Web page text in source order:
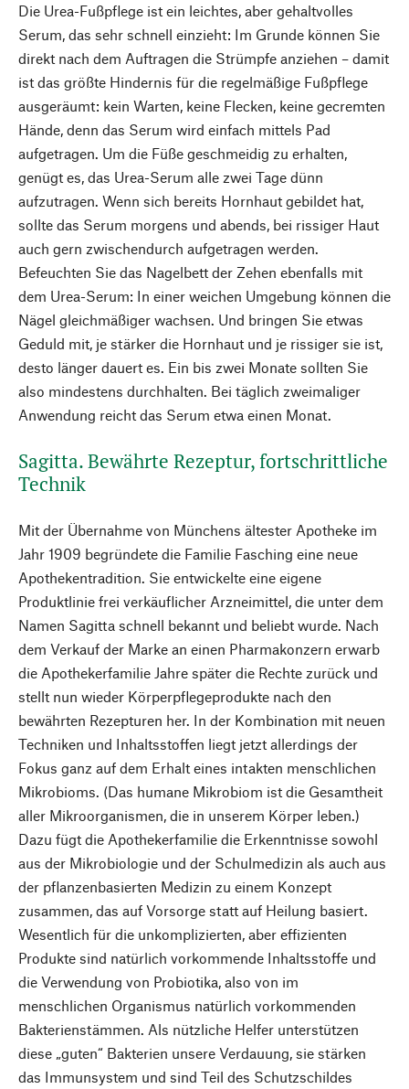
Die Urea-Fußpflege ist ein leichtes, aber gehaltvolles
Serum, das sehr schnell einzieht: Im Grunde können Sie
direkt nach dem Auftragen die Strümpfe anziehen – damit
ist das größte Hindernis für die regelmäßige Fußpflege
ausgeräumt: kein Warten, keine Flecken, keine gecremten
Hände, denn das Serum wird einfach mittels Pad
aufgetragen. Um die Füße geschmeidig zu erhalten,
genügt es, das Urea-Serum alle zwei Tage dünn
aufzutragen. Wenn sich bereits Hornhaut gebildet hat,
sollte das Serum morgens und abends, bei rissiger Haut
auch gern zwischendurch aufgetragen werden.
Befeuchten Sie das Nagelbett der Zehen ebenfalls mit
dem Urea-Serum: In einer weichen Umgebung können die
Nägel gleichmäßiger wachsen. Und bringen Sie etwas
Geduld mit, je stärker die Hornhaut und je rissiger sie ist,
desto länger dauert es. Ein bis zwei Monate sollten Sie
also mindestens durchhalten. Bei täglich zweimaliger
Anwendung reicht das Serum etwa einen Monat.
Sagitta. Bewährte Rezeptur, fortschrittliche
Technik
Mit der Übernahme von Münchens ältester Apotheke im
Jahr 1909 begründete die Familie Fasching eine neue
Apothekentradition. Sie entwickelte eine eigene
Produktlinie frei verkäuflicher Arzneimittel, die unter dem
Namen Sagitta schnell bekannt und beliebt wurde. Nach
dem Verkauf der Marke an einen Pharmakonzern erwarb
die Apothekerfamilie Jahre später die Rechte zurück und
stellt nun wieder Körperpflegeprodukte nach den
bewährten Rezepturen her. In der Kombination mit neuen
Techniken und Inhaltsstoffen liegt jetzt allerdings der
Fokus ganz auf dem Erhalt eines intakten menschlichen
Mikrobioms. (Das humane Mikrobiom ist die Gesamtheit
aller Mikroorganismen, die in unserem Körper leben.)
Dazu fügt die Apothekerfamilie die Erkenntnisse sowohl
aus der Mikrobiologie und der Schulmedizin als auch aus
der pflanzenbasierten Medizin zu einem Konzept
zusammen, das auf Vorsorge statt auf Heilung basiert.
Wesentlich für die unkomplizierten, aber effizienten
Produkte sind natürlich vorkommende Inhaltsstoffe und
die Verwendung von Probiotika, also von im
menschlichen Organismus natürlich vorkommenden
Bakterienstämmen. Als nützliche Helfer unterstützen
diese „guten“ Bakterien unsere Verdauung, sie stärken
das Immunsystem und sind Teil des Schutzschildes